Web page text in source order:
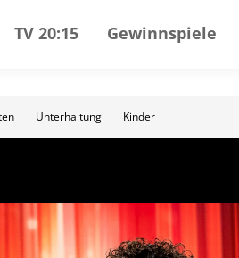
TV 20:15 Gewinnspiele
Unterhaltung Kinder